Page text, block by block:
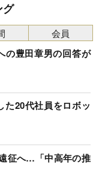
グ
の豊田章男の回答が
た20代社員をロボッ
征へ…「中高年の推
会員